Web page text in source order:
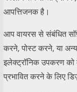
आपत्तिजनक है।
आप वायरस से संबंधित
करने, पोस्ट करने, या
इलेक्ट्रॉनिक उपकरण
प्रभावित करने के लिए